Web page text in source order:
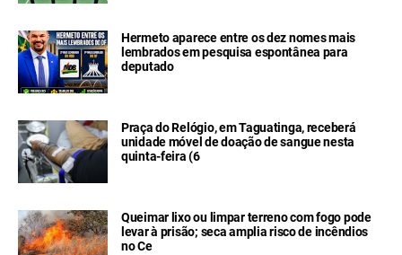
Hermeto aparece entre os dez nomes mais
lembrados em pesquisa espontânea para
deputado
Praça do Relógio, em Taguatinga, receberá
unidade móvel de doação de sangue nesta
quinta-feira (6
Queimar lixo ou limpar terreno com fogo pode
levar à prisão; seca amplia risco de incêndios
no Ce